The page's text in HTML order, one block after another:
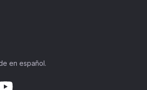
en español.